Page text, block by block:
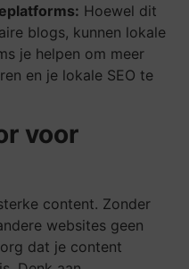
Hoewel dit
blogs, kunnen lokale
je helpen om meer
en je lokale SEO te
voor
content. Zonder
websites geen
dat je content